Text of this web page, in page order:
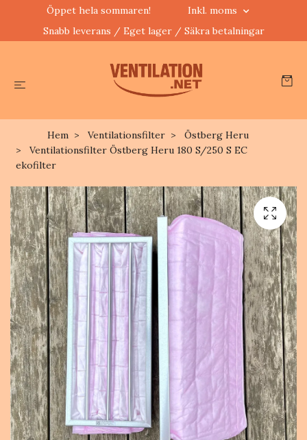
Öppet hela sommaren!
Inkl. moms
Snabb leverans / Eget lager / Säkra betalningar
Hem Ventilationsfilter
Östberg Heru
Ventilationsfilter Östberg Heru 180 S/250 S EC
ekofilter